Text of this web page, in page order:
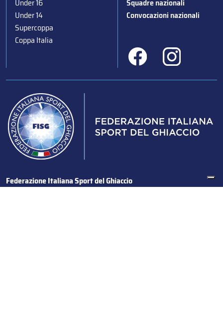
Under 16
Under 14
Supercoppa
Coppa Italia
Squadre nazionali
Convocazioni nazionali
Federazione Italiana Sport del Ghiaccio